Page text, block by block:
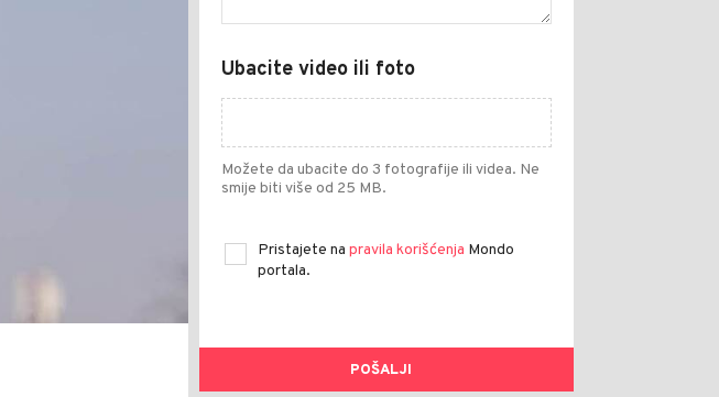
Ubacite video ili foto
Možete da ubacite do 3 fotografije ili videa. Ne
smije biti više od 25 MB.
Pristajete na pravila korišćenja Mondo
portala.
POŠALJI